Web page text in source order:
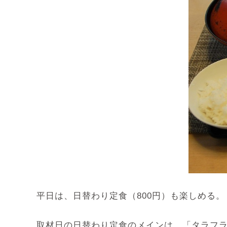
平日は、日替わり定食（800円）も楽しめる。
取材日の日替わり定食のメインは、「タラフ